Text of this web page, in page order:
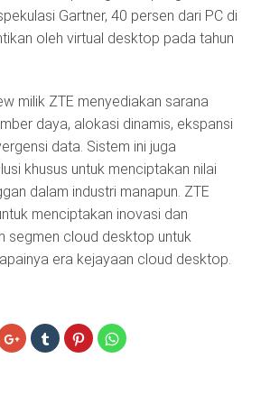
Gartner, 40 persen dari PC di
oleh virtual desktop pada tahun
milik ZTE menyediakan sarana
daya, alokasi dinamis, ekspansi
data. Sistem ini juga
khusus untuk menciptakan nilai
dalam industri manapun. ZTE
menciptakan inovasi dan
segmen cloud desktop untuk
era kejayaan cloud desktop.
Click
to
share
Click
to
share
Click
to
share
Click
to